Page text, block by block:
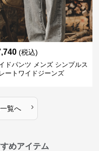
(税込)
ドパンツ メンズ シンプルス
ートワイドジーンズ
覧へ ›
めアイテム